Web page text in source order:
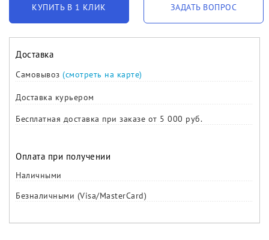
КУПИТЬ В 1 КЛИК ЗАДАТЬ ВОПРОС
Доставка
Самовывоз (смотреть на карте)
Доставка курьером
Бесплатная доставка при заказе от 5 000 руб.
Оплата при получении
Наличными
Безналичными (Visa/MasterCard)